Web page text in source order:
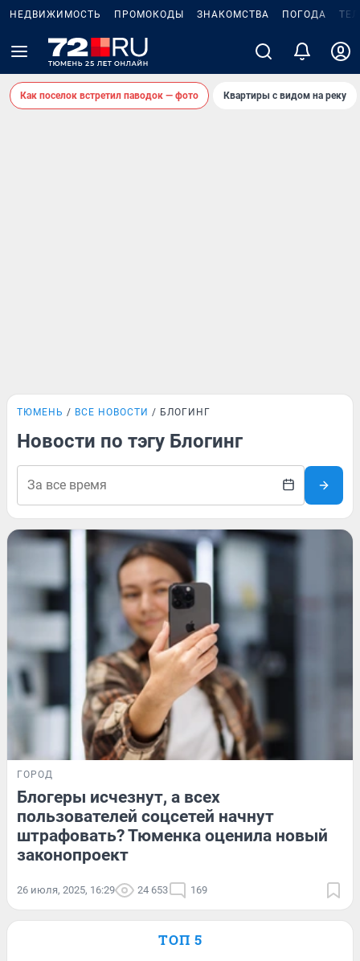
НЕДВИЖИМОСТЬ ПРОМОКОДЫ ЗНАКОМСТВА ПОГОДА
Как поселок встретил паводок — фото Квартиры с видом на реку
ТЮМЕНЬ ВСЕ НОВОСТИ БЛОГИНГ
Новости по тэгу Блогинг
ГОРОД
Блогеры исчезнут, а всех
пользователей соцсетей начнут
штрафовать? Тюменка оценила новый
законопроект
26 июля, 2025, 16:29 24 653 169
ТОП 5